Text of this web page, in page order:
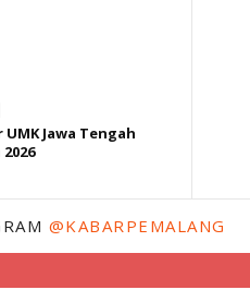
Jawa Tengah
@KABARPEMALANG